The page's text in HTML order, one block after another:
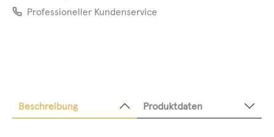
Professioneller Kundenservice
Beschreibung Produktdaten